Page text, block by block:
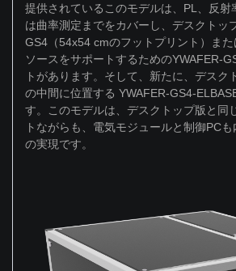
提供されているこのモデルは、PL、反射
は曲率測定までをカバーし、デスクトッ
GS4（54x54 cmのフットプリント）ま
ソースをサポートするためのYWAFER-
トがあります。そして、新たに、デスク
の中間に位置する YWAFER-GS4-
す。このモデルは、デスクトップ版と同
トながらも、電気モジュールと制御PC
の実現です。